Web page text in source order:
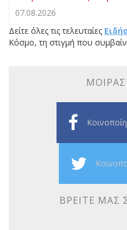
07.08.2026
Δείτε όλες τις τελευταίες
Κόσμο, τη στιγμή που
ΒΡΕΊΤΕ ΜΑΣ